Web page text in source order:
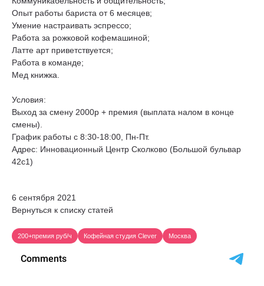
Опыт работы бариста от 6 месяцев;
Умение настраивать эспрессо;
Работа за рожковой кофемашиной;
Латте арт приветствуется;
Работа в команде;
Мед книжка.
Условия:
Выход за смену 2000р + премия (выплата налом в конце
смены).
График работы с 8:30-18:00, Пн-Пт.
Адрес: Инновационный Центр Сколково (Большой бульвар
42с1)
6 сентября 2021
Вернуться к списку статей
200+премия руб/ч Кофейная студия Clever Москва